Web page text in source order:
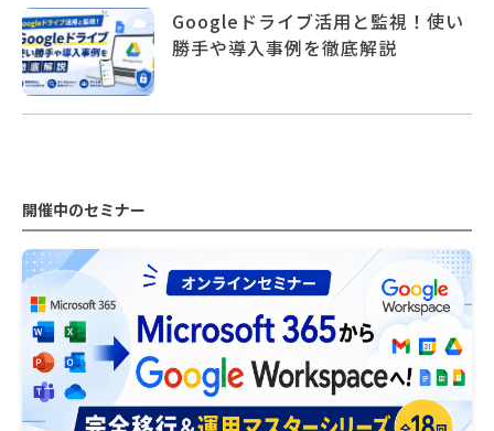
Googleドライブ活用と監視！使い
勝手や導入事例を徹底解説
開催中のセミナー